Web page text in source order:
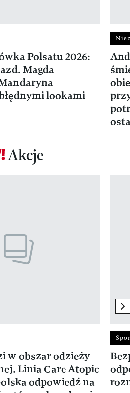
Polsatu 2026:
Magda
lookami
Akcje
w obszar odzieży
Linia Care Atopic
odpowiedź na